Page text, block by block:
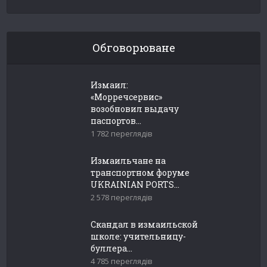
Обговорюване
Измаил:
«Морречсервис»
возобновил выдачу
паспортов...
1 782 переглядів
Измаильчане на
транспортном форуме
UKRAINIAN PORTS...
2 578 переглядів
Скандал в измаильской
школе: учительницу-
буллера...
4 785 переглядів